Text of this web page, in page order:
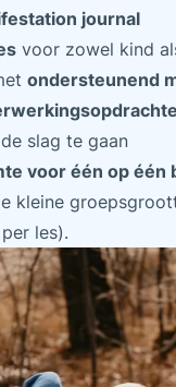
journal
voor zowel kind
ondersteunend
slag te gaan
voor één op één
kleine
les).